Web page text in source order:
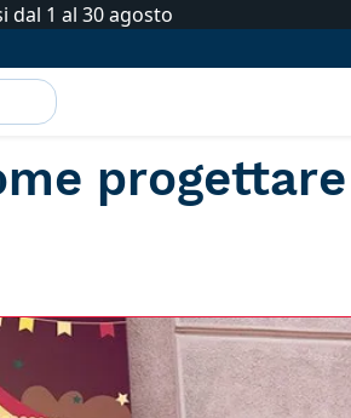
1 al 30 agosto